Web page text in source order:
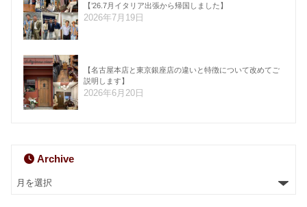
【’26.7月イタリア出張から帰国しました】
2026年7月19日
【名古屋本店と東京銀座店の違いと特徴について改めてご
説明します】
2026年6月20日
Archive